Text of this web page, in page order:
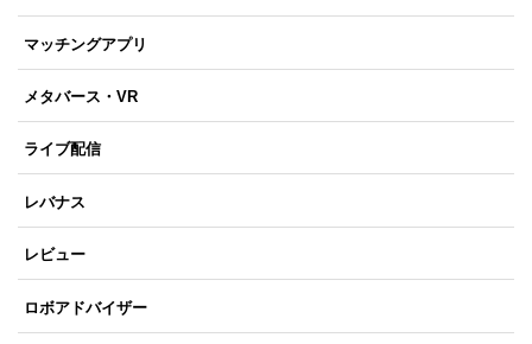
マッチングアプリ
メタバース・VR
ライブ配信
レバナス
レビュー
ロボアドバイザー